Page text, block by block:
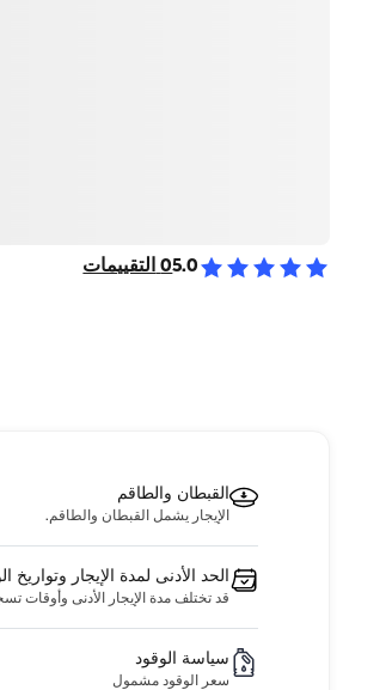
5.0
0 التقييمات
القبطان والطاقم
الإيجار يشمل القبطان والطاقم.
الحد الأدنى لمدة الإيجار وتواريخ
قد تختلف مدة الإيجار الأدنى وأوقات
سياسة الوقود
سعر الوقود مشمول